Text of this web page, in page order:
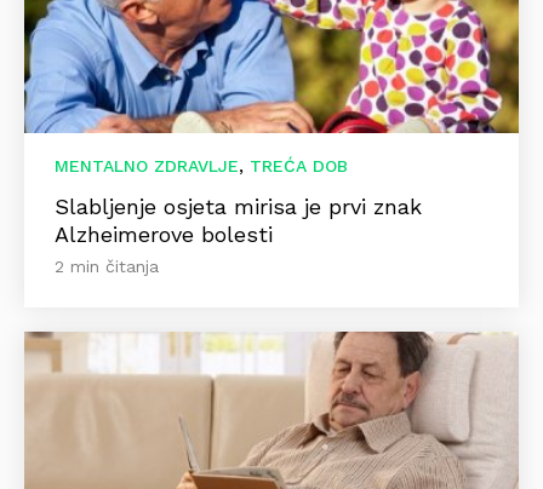
MENTALNO ZDRAVLJE, TREĆA DOB
Slabljenje osjeta mirisa je prvi znak
Alzheimerove bolesti
2 min čitanja